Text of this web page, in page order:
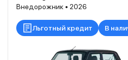
Внедорожник • 2026
Льготный кредит В